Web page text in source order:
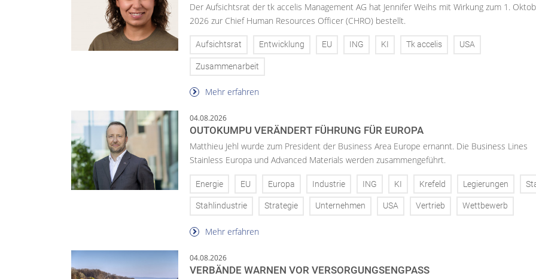
Der Aufsichtsrat der tk accelis Management AG hat Jennifer Weihs mit Wirkung zum 1.
2026 zur Chief Human Resources Officer (CHRO) bestellt.
Aufsichtsrat Entwicklung EU ING KI Tk accelis USA
Zusammenarbeit
Mehr erfahren
04.08.2026
OUTOKUMPU VERÄNDERT FÜHRUNG FÜR EUROPA
Matthieu Jehl wurde zum President der Business Area Europe ernannt. Die Business Lines
Stainless Europa und Advanced Materials werden zusammengeführt.
Energie EU Europa Industrie ING KI Krefeld Legierungen
Stahlindustrie Strategie Unternehmen USA Vertrieb Wettbewerb
Mehr erfahren
04.08.2026
VERBÄNDE WARNEN VOR VERSORGUNGSENGPASS